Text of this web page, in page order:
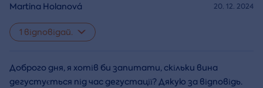
20. 12. 2024
Martina Holanová
1 відповідай.
Доброго дня, я хотів би запитати, скільки вина
дегустується під час дегустації? Дякую за відповідь.